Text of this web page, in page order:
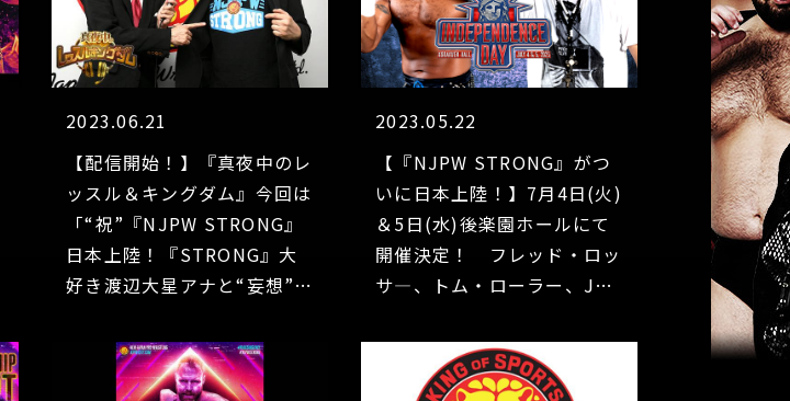
2023.06.21
【配信開始！】『真夜中のレ
ッスル＆キングダム』今回は
「“祝”『NJPW STRONG』
日本上陸！『STRONG』大
好き渡辺大星アナと“妄想”大
は？（※対戦カード発表前に
収録）」
2023.05.22
【『NJPW STRONG』がつ
いに日本上陸！】7月4日(火)
＆5日(水)後楽園ホールにて
開催決定！ フレッド・ロッ
サ―、トム・ローラー、JR
ネルソン、エディ・キングス
トンも来日！チケット情報も